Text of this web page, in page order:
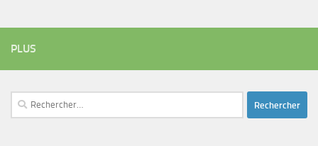
PLUS
Rechercher :